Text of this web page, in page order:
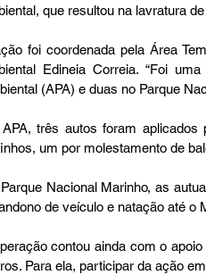
que resultou na lavratura
foi coordenada pela Área
Edineia Correia. “Foi
(APA) e duas no Parque
três autos foram
um por molestamento de
Nacional Marinho, as
de veículo e natação até
contou ainda com o
Para ela, participar da ação